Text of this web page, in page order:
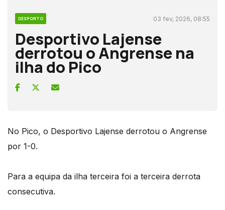
DESPORTO 03 fev, 2026, 08:55
Desportivo Lajense
derrotou o Angrense na
ilha do Pico
No Pico, o Desportivo Lajense derrotou o Angrense
por 1-0.
Para a equipa da ilha terceira foi a terceira derrota
consecutiva.